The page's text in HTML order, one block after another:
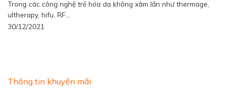
Thông tin khuyến mãi
Trong các công nghệ trẻ hóa da không xâm lấn như thermage,
ultherapy, hifu, RF...
30/12/2021